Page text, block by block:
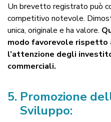
Un brevetto registrato può
competitivo notevole.
unica, originale e ha valore.
modo favorevole rispetto
l’attenzione degli
commerciali.
5. Promozione
Sviluppo: